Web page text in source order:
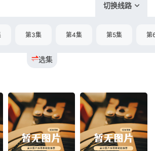
切换线路
选集
第3集 第4集 第5集 第